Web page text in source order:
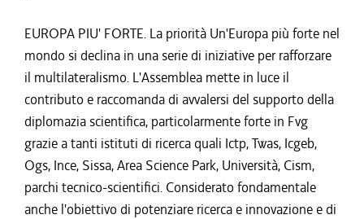
EUROPA PIU' FORTE. La priorità Un'Europa più forte nel
mondo si declina in una serie di iniziative per rafforzare
il multilateralismo. L'Assemblea mette in luce il
contributo e raccomanda di avvalersi del supporto della
diplomazia scientifica, particolarmente forte in Fvg
grazie a tanti istituti di ricerca quali Ictp, Twas, Icgeb,
Ogs, Ince, Sissa, Area Science Park, Università, Cism,
parchi tecnico-scientifici. Considerato fondamentale
anche l'obiettivo di potenziare ricerca e innovazione e di